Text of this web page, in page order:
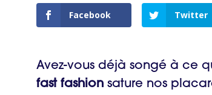
Facebook Twitter
Avez-vous déjà songé à ce
fast fashion sature nos